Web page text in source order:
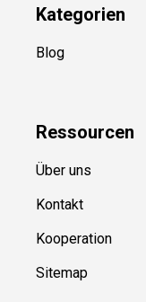
Kategorien
Blog
Ressourcen
Über uns
Kontakt
Kooperation
Sitemap